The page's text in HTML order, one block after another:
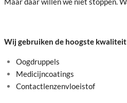
Wij gebruiken de hoogste
Oogdruppels
Medicijncoatings
Contactlenzenvloeistof